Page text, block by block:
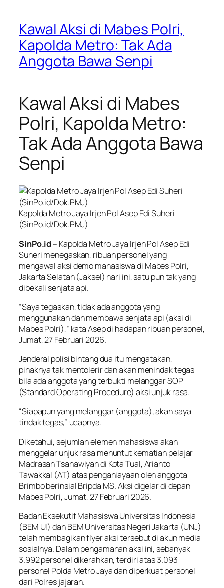
Kawal Aksi di Mabes Polri,
Kapolda Metro: Tak Ada
Anggota Bawa Senpi
Kawal Aksi di Mabes
Polri, Kapolda Metro:
Tak Ada Anggota Bawa
Senpi
Kapolda Metro Jaya Irjen Pol Asep Edi Suheri
(SinPo.id/Dok.PMJ)
SinPo.id – Kapolda Metro Jaya Irjen Pol Asep Edi
Suheri menegaskan, ribuan personel yang
mengawal aksi demo mahasiswa di Mabes Polri,
Jakarta Selatan (Jaksel) hari ini, satu pun tak yang
dibekali senjata api.
“Saya tegaskan, tidak ada anggota yang
menggunakan dan membawa senjata api (aksi di
Mabes Polri),” kata Asep di hadapan ribuan personel,
Jumat, 27 Februari 2026.
Jenderal polisi bintang dua itu mengatakan,
pihaknya tak mentolerir dan akan menindak tegas
bila ada anggota yang terbukti melanggar SOP
(Standard Operating Procedure) aksi unjuk rasa.
“Siapapun yang melanggar (anggota), akan saya
tindak tegas,” ucapnya.
Diketahui, sejumlah elemen mahasiswa akan
menggelar unjuk rasa menuntut kematian pelajar
Madrasah Tsanawiyah di Kota Tual, Arianto
Tawakkal (AT) atas penganiayaan oleh anggota
Brimbo berinsial Bripda MS. Aksi digelar di depan
Mabes Polri, Jumat, 27 Februari 2026.
Badan Eksekutif Mahasiswa Universitas Indonesia
(BEM UI) dan BEM Universitas Negeri Jakarta (UNJ)
telah membagikan flyer aksi tersebut di akun media
sosialnya. Dalam pengamanan aksi ini, sebanyak
3.992 personel dikerahkan, terdiri atas 3.093
personel Polda Metro Jaya dan diperkuat personel
dari Polres jajaran.